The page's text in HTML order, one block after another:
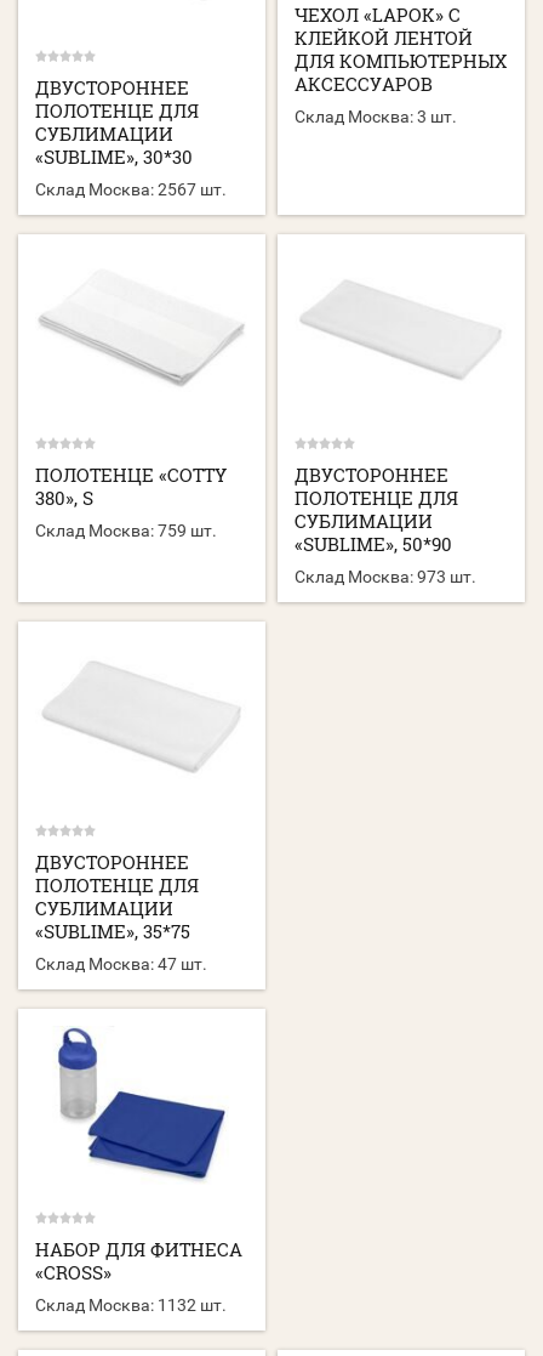
ДВУСТОРОННЕЕ
ПОЛОТЕНЦЕ ДЛЯ
СУБЛИМАЦИИ
«SUBLIME», 30*30
Склад Москва:2567 шт.
ЧЕХОЛ «LAPOK» С
КЛЕЙКОЙ ЛЕНТОЙ
ДЛЯ КОМПЬЮТЕРНЫХ
АКСЕССУАРОВ
Склад Москва: 3 шт.
ПОЛОТЕНЦЕ «COTTY
380», S
Склад Москва:759 шт.
ДВУСТОРОННЕЕ
ПОЛОТЕНЦЕ ДЛЯ
СУБЛИМАЦИИ
«SUBLIME», 50*90
Склад Москва: 973 шт.
ДВУСТОРОННЕЕ
ПОЛОТЕНЦЕ ДЛЯ
СУБЛИМАЦИИ
«SUBLIME», 35*75
Склад Москва:47 шт.
НАБОР ДЛЯ ФИТНЕСА
«CROSS»
Склад Москва: 1132 шт.